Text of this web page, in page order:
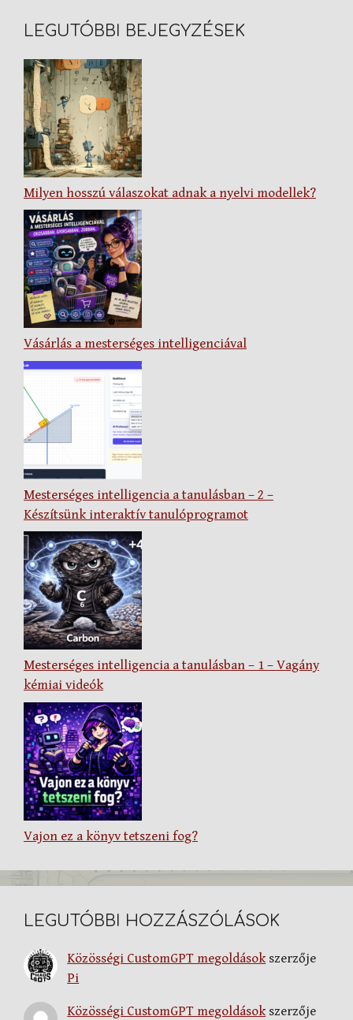
LEGUTÓBBI BEJEGYZÉSEK
Milyen hosszú válaszokat adnak a nyelvi modellek?
Vásárlás a mesterséges intelligenciával
Mesterséges intelligencia a tanulásban – 2 –
Készítsünk interaktív tanulóprogramot
Mesterséges intelligencia a tanulásban – 1 – Vagány
kémiai videók
Vajon ez a könyv tetszeni fog?
LEGUTÓBBI HOZZÁSZÓLÁSOK
Közösségi CustomGPT megoldásokszerzője
Pi
Közösségi CustomGPT megoldásokszerzője